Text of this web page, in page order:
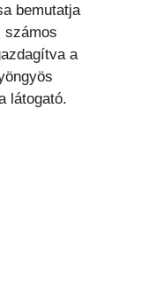
bemutatja
számos
a
látogató.